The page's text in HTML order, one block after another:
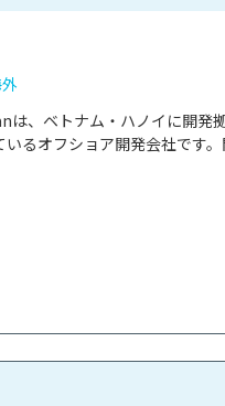
は、ベトナム・ハノイに開発
るオフショア開発会社です